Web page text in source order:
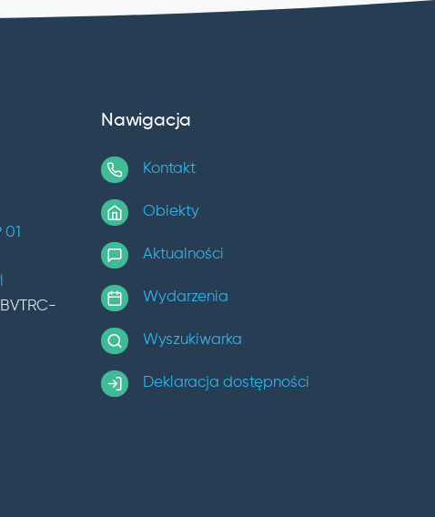
01
Instagram
Nawigacja
Kontakt
Obiekty
Aktualności
Wydarzenia
Wyszukiwarka
Deklaracja dostępności